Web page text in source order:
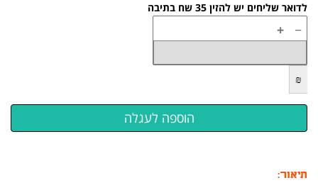
לדואר שליחים יש להזין 35 שח בתיבה
−
+
₪
תיאור: